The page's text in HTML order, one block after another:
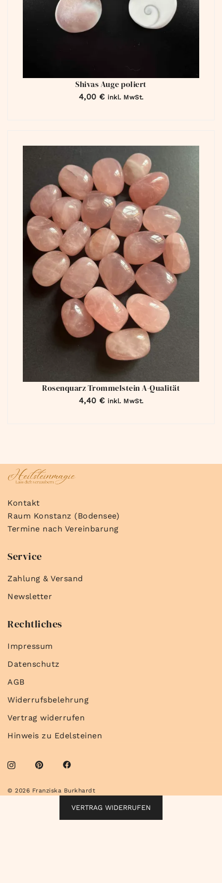
Shivas Auge poliert
4,00 € inkl. MwSt.
Rosenquarz Trommelstein A-Qualität
4,40 € inkl. MwSt.
Kontakt
Raum Konstanz (Bodensee)
Termine nach Vereinbarung
Service
Zahlung & Versand
Newsletter
Rechtliches
Impressum
Datenschutz
AGB
Widerrufsbelehrung
Vertrag widerrufen
Hinweis zu Edelsteinen
© 2026 Franziska Burkhardt
VERTRAG WIDERRUFEN